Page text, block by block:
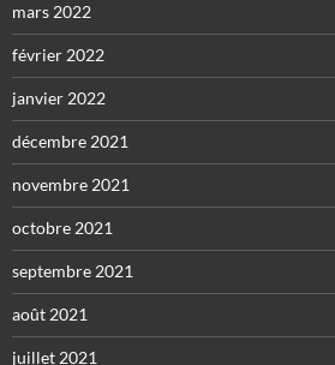
mars 2022
février 2022
janvier 2022
décembre 2021
novembre 2021
octobre 2021
septembre 2021
août 2021
juillet 2021